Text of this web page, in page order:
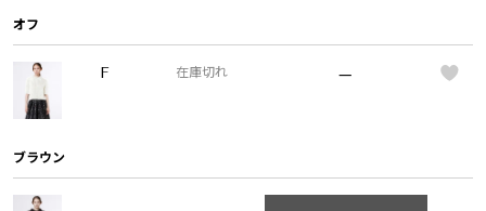
オフ
F 在庫切れ —
ブラウン